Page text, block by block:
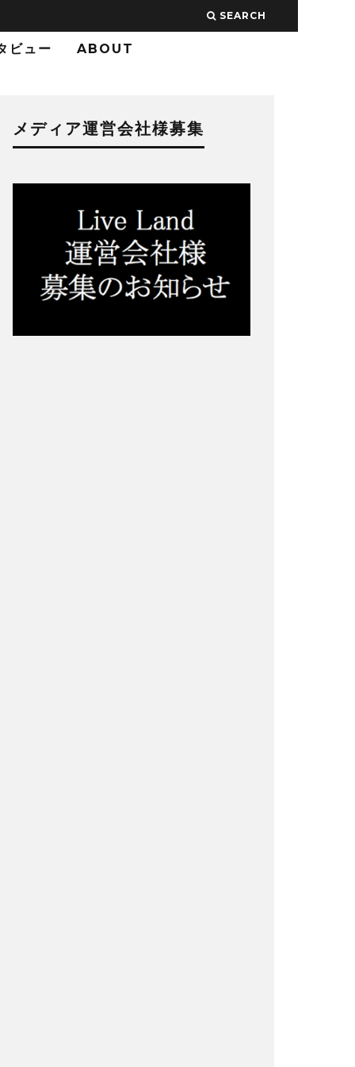
SEARCH
ビュー ABOUT
メディア運営会社様募集